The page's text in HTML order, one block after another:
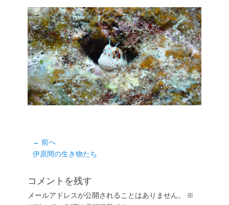
投
稿
ビ
ゲ
← 前へ
前
投
伊原間の生き物たち
コメントを残す
メールアドレスが公開されることはありません。
※